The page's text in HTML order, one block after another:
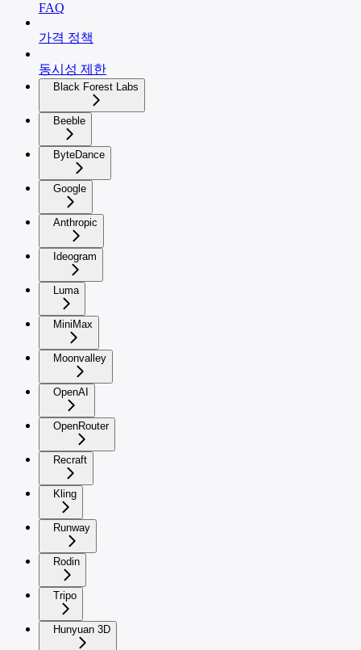
FAQ
가격 정책
동시성 제한
Black Forest Labs
Beeble
ByteDance
Google
Anthropic
Ideogram
Luma
MiniMax
Moonvalley
OpenAI
OpenRouter
Recraft
Kling
Runway
Rodin
Tripo
Hunyuan 3D